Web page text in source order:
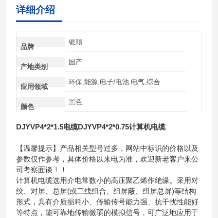
详细介绍
品牌
银顺
产地类别
国产
应用领域
环保,能源,电子/电池,电气,综合
颜色
黑色
DJYVP4*2*1.5电缆DJYVP4*2*0.75计算机电缆
【温馨提示】产品相关型号过多，网站中标识的价格以及
参数仅作参考，具体价格以来电为准，欢迎新老客户来公
司考察面谈！！
计算机电缆选用介电常数小的高压聚乙烯作绝缘。采用对
绞、对屏、总屏(或三线组合、组屏蔽、组屏总屏)等结构
形式，具有介质损耗小、传输传号能力强、抗干扰性能好
等特点，能可靠地传输微弱的模拟信号，可广泛地应用于